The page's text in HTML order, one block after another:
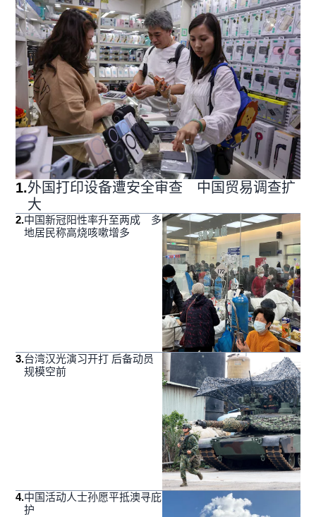
1.外国打印设备遭安全审查 中国贸易调查扩
大
2.中国新冠阳性率升至两成 多
地居民称高烧咳嗽增多
3.台湾汉光演习开打 后备动员
规模空前
4.中国活动人士孙愿平抵澳寻庇
护